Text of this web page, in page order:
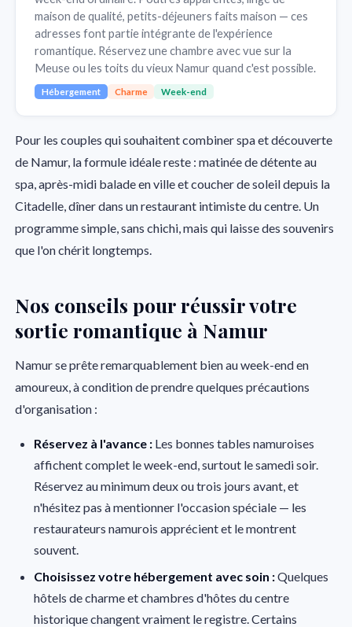
maison de qualité, petits-déjeuners faits maison — ces
adresses font partie intégrante de l'expérience
romantique. Réservez une chambre avec vue sur la
Meuse ou les toits du vieux Namur quand c'est possible.
Hébergement Charme Week-end
Pour les couples qui souhaitent combiner spa et découverte
de Namur, la formule idéale reste : matinée de détente au
spa, après-midi balade en ville et coucher de soleil depuis la
Citadelle, dîner dans un restaurant intimiste du centre. Un
programme simple, sans chichi, mais qui laisse des souvenirs
que l'on chérit longtemps.
Nos conseils pour réussir votre
sortie romantique à Namur
Namur se prête remarquablement bien au week-end en
amoureux, à condition de prendre quelques précautions
d'organisation :
Réservez à l'avance : Les bonnes tables namuroises
affichent complet le week-end, surtout le samedi soir.
Réservez au minimum deux ou trois jours avant, et
n'hésitez pas à mentionner l'occasion spéciale — les
restaurateurs namurois apprécient et le montrent
souvent.
Choisissez votre hébergement avec soin :Quelques
hôtels de charme et chambres d'hôtes du centre
historique changent vraiment le registre. Certains